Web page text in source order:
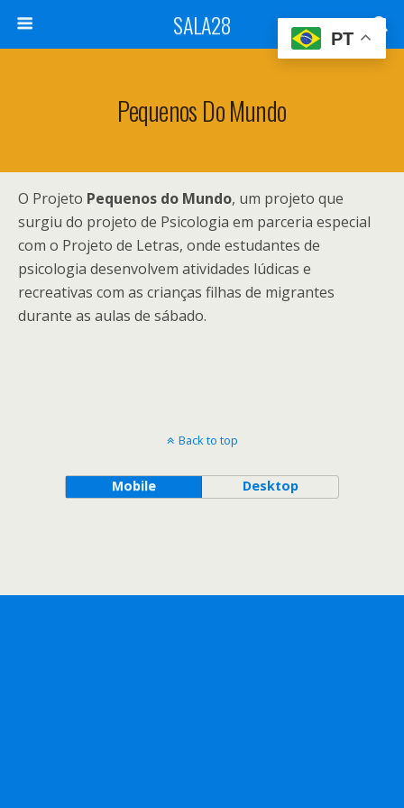
SALA28
Pequenos Do Mundo
O Projeto Pequenos do Mundo, um projeto que
surgiu do projeto de Psicologia em parceria especial
com o Projeto de Letras, onde estudantes de
psicologia desenvolvem atividades lúdicas e
recreativas com as crianças filhas de migrantes
durante as aulas de sábado.
Back to top
Mobile Desktop
PT